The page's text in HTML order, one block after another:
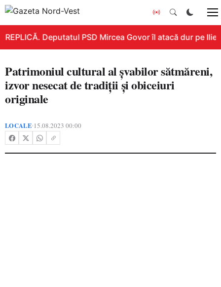
REPLICĂ. Deputatul PSD Mircea Govor îl atacă dur pe
Patrimoniul cultural al şvabilor sătmăreni,
izvor nesecat de tradiţii şi obiceiuri
originale
LOCALE•15.08.2023 00:00